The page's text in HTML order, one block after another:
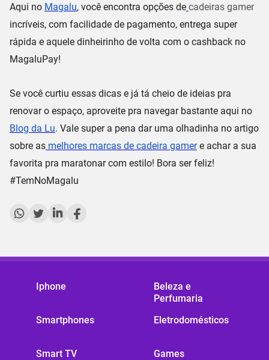
Aqui no Magalu, você encontra opções de cadeiras gamer
incríveis, com facilidade de pagamento, entrega super
rápida e aquele dinheirinho de volta com o cashback no
MagaluPay!
Se você curtiu essas dicas e já tá cheio de ideias pra
renovar o espaço, aproveite pra navegar bastante aqui no
Blog da Lu. Vale super a pena dar uma olhadinha no artigo
sobre as melhores marcas de cadeira gamere achar a sua
favorita pra maratonar com estilo! Bora ser feliz!
#TemNoMagalu
Iphone
Smartphones
Smart TV
Beleza e
Perfumaria
Eletrodomésticos
Games